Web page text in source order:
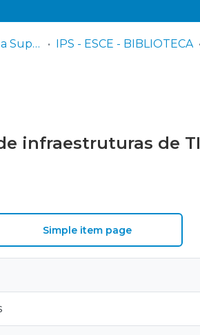
IPS - ESCE - Escola Superior de Ciências Empresariais IPS - ESCE - BIBLIOTECA
infraestruturas de TI
Simple item page